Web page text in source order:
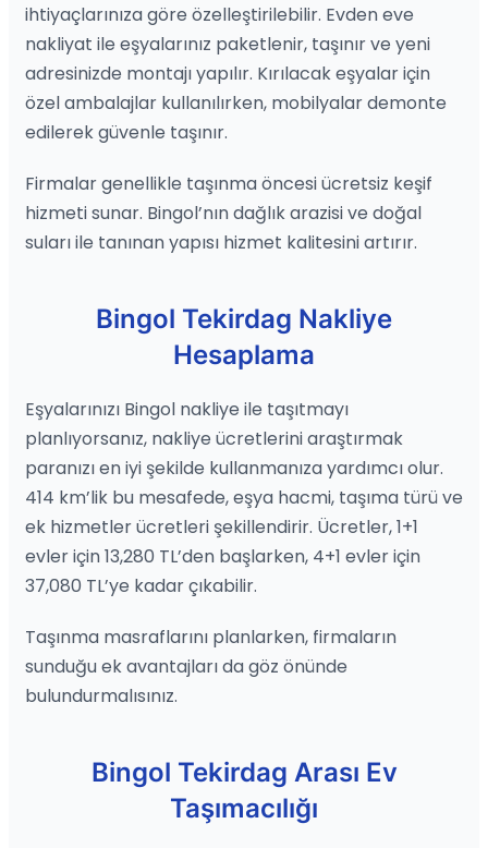
ihtiyaçlarınıza göre özelleştirilebilir. Evden eve
nakliyat ile eşyalarınız paketlenir, taşınır ve yeni
adresinizde montajı yapılır. Kırılacak eşyalar için
özel ambalajlar kullanılırken, mobilyalar demonte
edilerek güvenle taşınır.
Firmalar genellikle taşınma öncesi ücretsiz keşif
hizmeti sunar. Bingol’nın dağlık arazisi ve doğal
suları ile tanınan yapısı hizmet kalitesini artırır.
Bingol Tekirdag Nakliye
Hesaplama
Eşyalarınızı Bingol nakliye ile taşıtmayı
planlıyorsanız, nakliye ücretlerini araştırmak
paranızı en iyi şekilde kullanmanıza yardımcı olur.
414 km’lik bu mesafede, eşya hacmi, taşıma türü ve
ek hizmetler ücretleri şekillendirir. Ücretler, 1+1
evler için 13,280 TL’den başlarken, 4+1 evler için
37,080 TL’ye kadar çıkabilir.
Taşınma masraflarını planlarken, firmaların
sunduğu ek avantajları da göz önünde
bulundurmalısınız.
Bingol Tekirdag Arası Ev
Taşımacılığı